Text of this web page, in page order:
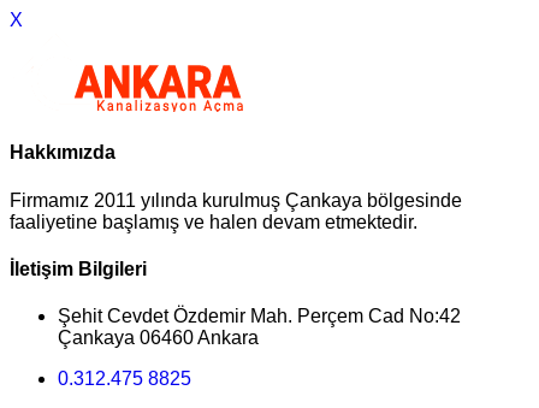
X
Hakkımızda
Firmamız 2011 yılında kurulmuş Çankaya bölgesinde
faaliyetine başlamış ve halen devam etmektedir.
İletişim Bilgileri
Şehit Cevdet Özdemir Mah. Perçem Cad No:42
Çankaya 06460 Ankara
0.312.475 8825